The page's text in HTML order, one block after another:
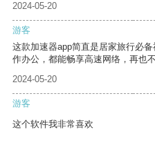
2024-05-20
游客
这款加速器app简直是居家旅行必
作办公，都能畅享高速网络，再也
2024-05-20
游客
这个软件我非常喜欢